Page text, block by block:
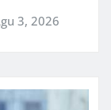
3, 2026